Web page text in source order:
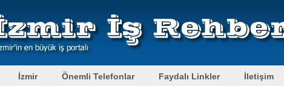
İzmir Önemli Telefonlar Faydalı Linkler İletişim